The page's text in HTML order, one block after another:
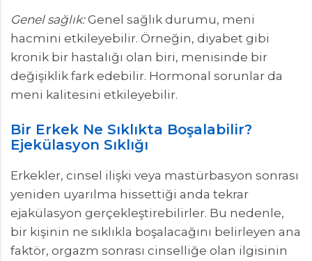
Genel sağlık:Genel sağlık durumu, meni
hacmini etkileyebilir. Örneğin, diyabet gibi
kronik bir hastalığı olan biri, menisinde bir
değişiklik fark edebilir. Hormonal sorunlar da
meni kalitesini etkileyebilir.
Bir Erkek Ne Sıklıkta Boşalabilir?
Ejekülasyon Sıklığı
Erkekler, cinsel ilişki veya mastürbasyon sonrası
yeniden uyarılma hissettiği anda tekrar
ejakülasyon gerçekleştirebilirler. Bu nedenle,
bir kişinin ne sıklıkla boşalacağını belirleyen ana
faktör, orgazm sonrası cinselliğe olan ilgisinin